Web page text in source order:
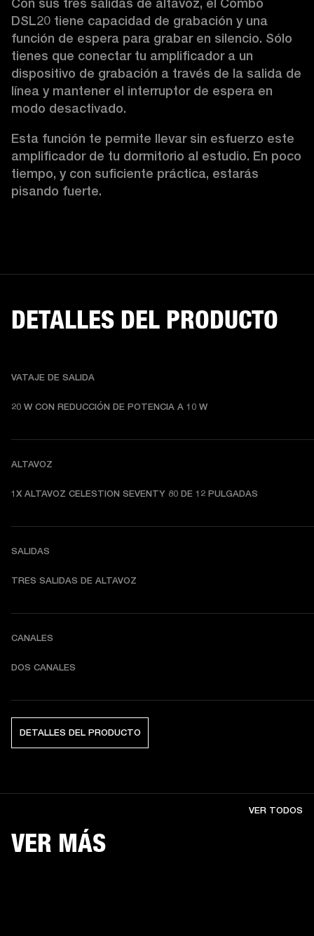
Con sus tres salidas de altavoz, el Combo
DSL20 tiene capacidad de grabación y una
función de espera para grabar en silencio. Sólo
tienes que conectar tu amplificador a un
dispositivo de grabación a través de la salida de
línea y mantener el interruptor de espera en
modo desactivado.
Esta función te permite llevar sin esfuerzo este
amplificador de tu dormitorio al estudio. En poco
tiempo, y con suficiente práctica, estarás
pisando fuerte.
DETALLES DEL PRODUCTO
VATAJE DE SALIDA
20 W CON REDUCCIÓN DE POTENCIA A 10 W
ALTAVOZ
1X ALTAVOZ CELESTION SEVENTY 80 DE 12 PULGADAS
SALIDAS
TRES SALIDAS DE ALTAVOZ
CANALES
DOS CANALES
DETALLES DEL PRODUCTO
VER MÁS
VER TODOS